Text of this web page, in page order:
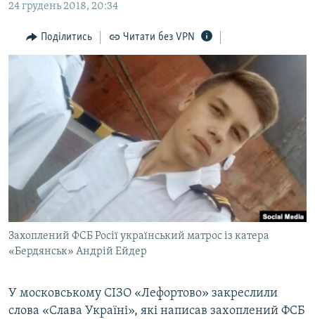
Перейти
пошуку
ПОГЛЯД
ІНТЕРВ'Ю
ВСЕ ЗА ДЕНЬ
СПЕЦПРОЕКТИ
ДЕПОРТАЦІЯ
ВІДЕОУРОКИ «ELIFBE»
СВІДЧЕННЯ ОКУПАЦІЇ
УКРАЇНСЬКА ПРОБЛЕМА КРИМУ
ІНФОГРАФІКА
ЯК ОБІЙТИ БЛОКУВАННЯ
Русский
Qırımtatar
ДОЛУЧАЙСЯ!
24 грудень 2018, 20:34
Поділитись Читати без VPN
Захоплений ФСБ Росії український матрос із катера
«Бердянськ» Андрій Ейдер
У московському СІЗО «Лефортово» закреслили
слова «Слава Україні», які написав захоплений ФСБ